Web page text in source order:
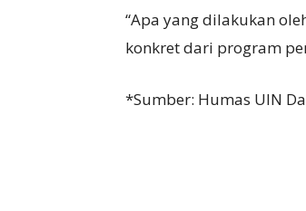
“Apa yang dilakukan
konkret dari program
*Sumber: Humas UIN